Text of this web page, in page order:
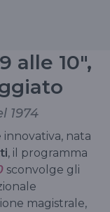
alle 10",
1974
nata
, il programma
sconvolge gli
magistrale,